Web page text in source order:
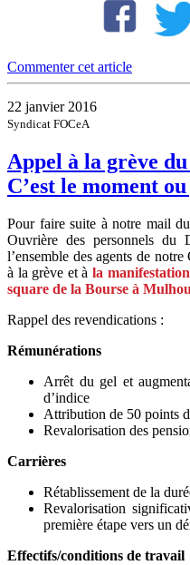
Commenter cet article
22 janvier 2016
Syndicat FOCeA
Appel à la grève
C’est le moment
Pour faire suite à notre mail
Ouvrière des personnels du
l’ensemble des agents de
à la grève et à la
square de la Bourse à
Rappel des revendications :
Rémunérations
Arrêt du gel et
d’indice
Attribution de 50 points
Revalorisation des
Carrières
Rétablissement de la
Revalorisation
première étape vers un
Effectifs/conditions de travail